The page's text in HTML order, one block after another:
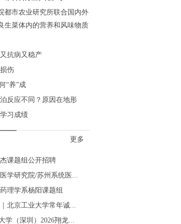
都市农业研究所联合国内外
生菜体内的营养和风味物质
抗病又稳产
伤
“养”成
反应不同？原因在地形
习成绩
更多
课题组公开招聘
学研究院/苏州系统医...
理学系杨阳课题组
北京工业大学常年诚...
学（深圳）2026翔龙...